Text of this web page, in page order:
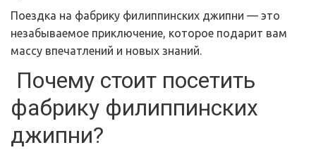
Поездка на фабрику филиппинских джипни — это
незабываемое приключение, которое подарит вам
массу впечатлений и новых знаний.
Почему стоит посетить
фабрику филиппинских
джипни?